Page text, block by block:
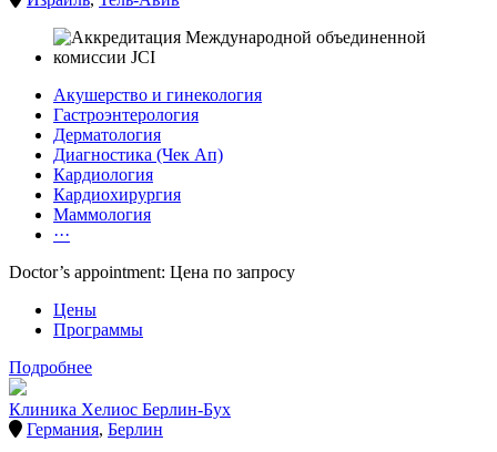
Акушерство и гинекология
Гастроэнтерология
Дерматология
Диагностика (Чек Ап)
Кардиология
Кардиохирургия
Маммология
···
Doctor’s appointment: Цена по запросу
Цены
Программы
Подробнее
Клиника Хелиос Берлин-Бух
Германия, Берлин